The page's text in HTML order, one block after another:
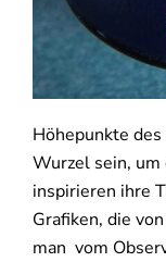
Höhepunkte
Wurzel sein, um
inspirieren ihre
Grafiken, die
man vom